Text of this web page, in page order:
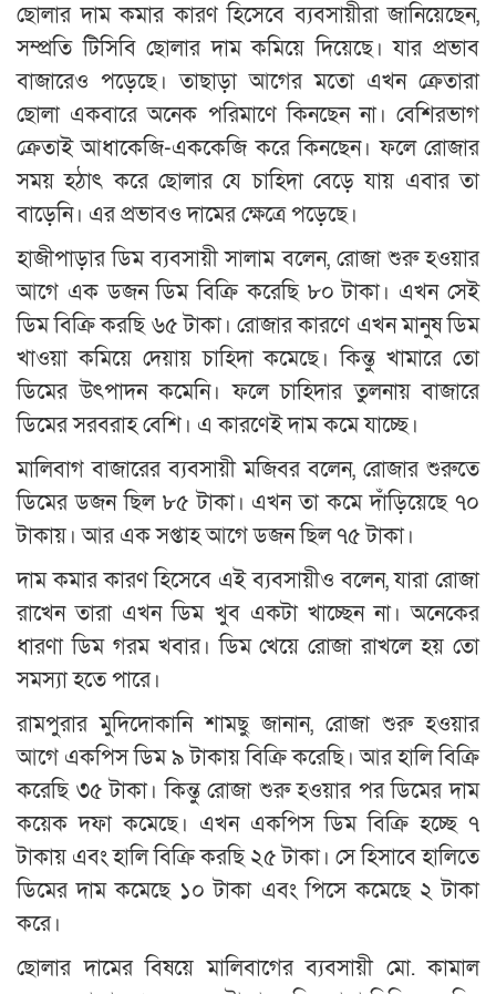
ছোলার দাম কমার কারণ হিসেবে ব্যবসায়ীরা জানিয়েছেন,
সম্প্রতি টিসিবি ছোলার দাম কমিয়ে দিয়েছে। যার প্রভাব
বাজারেও পড়েছে। তাছাড়া আগের মতো এখন ক্রেতারা
ছোলা একবারে অনেক পরিমাণে কিনছেন না। বেশিরভাগ
ক্রেতাই আধাকেজি-এককেজি করে কিনছেন। ফলে রোজার
সময় হঠাৎ করে ছোলার যে চাহিদা বেড়ে যায় এবার তা
বাড়েনি। এর প্রভাবও দামের ক্ষেত্রে পড়েছে।
হাজীপাড়ার ডিম ব্যবসায়ী সালাম বলেন, রোজা শুরু হওয়ার
আগে এক ডজন ডিম বিক্রি করেছি ৮০ টাকা। এখন সেই
ডিম বিক্রি করছি ৬৫ টাকা। রোজার কারণে এখন মানুষ ডিম
খাওয়া কমিয়ে দেয়ায় চাহিদা কমেছে। কিন্তু খামারে তো
ডিমের উৎপাদন কমেনি। ফলে চাহিদার তুলনায় বাজারে
ডিমের সরবরাহ বেশি। এ কারণেই দাম কমে যাচ্ছে।
মালিবাগ বাজারের ব্যবসায়ী মজিবর বলেন, রোজার শুরুতে
ডিমের ডজন ছিল ৮৫ টাকা। এখন তা কমে দাঁড়িয়েছে ৭০
টাকায়। আর এক সপ্তাহ আগে ডজন ছিল ৭৫ টাকা।
দাম কমার কারণ হিসেবে এই ব্যবসায়ীও বলেন, যারা রোজা
রাখেন তারা এখন ডিম খুব একটা খাচ্ছেন না। অনেকের
ধারণা ডিম গরম খবার। ডিম খেয়ে রোজা রাখলে হয় তো
সমস্যা হতে পারে।
রামপুরার মুদিদোকানি শামছু জানান, রোজা শুরু হওয়ার
আগে একপিস ডিম ৯ টাকায় বিক্রি করেছি। আর হালি বিক্রি
করেছি ৩৫ টাকা। কিন্তু রোজা শুরু হওয়ার পর ডিমের দাম
কয়েক দফা কমেছে। এখন একপিস ডিম বিক্রি হচ্ছে ৭
টাকায় এবং হালি বিক্রি করছি ২৫ টাকা। সে হিসাবে হালিতে
ডিমের দাম কমেছে ১০ টাকা এবং পিসে কমেছে ২ টাকা
করে।
ছোলার দামের বিষয়ে মালিবাগের ব্যবসায়ী মো. কামাল